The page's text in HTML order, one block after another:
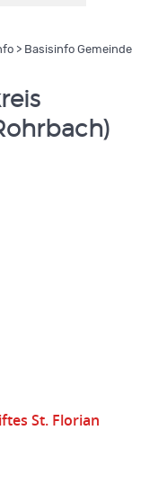
> Basisinfo Gemeinde
St. Florian